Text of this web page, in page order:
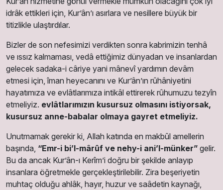
idrâk ettikleri için, Kur’ân’ı asırlara ve nesillere büyük bir
titizlikle ulaştırdılar.
Bizler de son nefesimizi verdikten sonra kabrimizin tenhâ
ve ıssız kalmaması, vedâ ettiğimiz dünyadan ve insanlardan
gelecek sadaka-i câriye yani mânevî yardımın devâm
etmesi için, îman heyecanını ve Kur’ân’ın rûhâniyetini
hayatımıza ve evlâtlarımıza intikâl ettirerek rûhumuzu tezyîn
etmeliyiz. evlâtlarımızın kusursuz olmasını istiyorsak,
kusursuz anne-babalar olmaya gayret etmeliyiz.
Unutmamak gerekir ki, Allah katında en makbûl amellerin
başında, “Emr-i bi’l-mârûf ve nehy-i ani’l-münker” gelir.
Bu da ancak Kur’ân-ı Kerîm’i doğru bir şekilde anlayıp
insanlara öğretmekle gerçekleştirilebilir. Zira beşeriyetin
muhtaç olduğu ahlâk, hayır, huzur ve saâdetin kaynağı,